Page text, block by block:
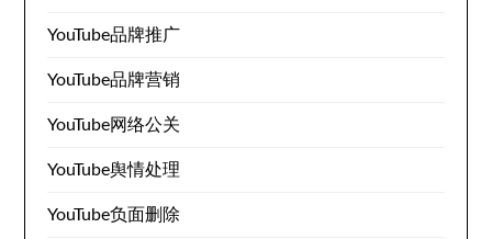
YouTube品牌推广
YouTube品牌营销
YouTube网络公关
YouTube舆情处理
YouTube负面删除